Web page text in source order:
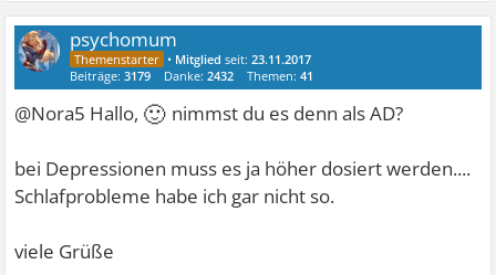
psychomum
• Mitglied seit:23.11.2017
Beiträge:3179 Danke:2432 Themen:41
@Nora5 Hallo, 🙂 nimmst du es denn als AD?
bei Depressionen muss es ja höher dosiert werden....
Schlafprobleme habe ich gar nicht so.
viele Grüße